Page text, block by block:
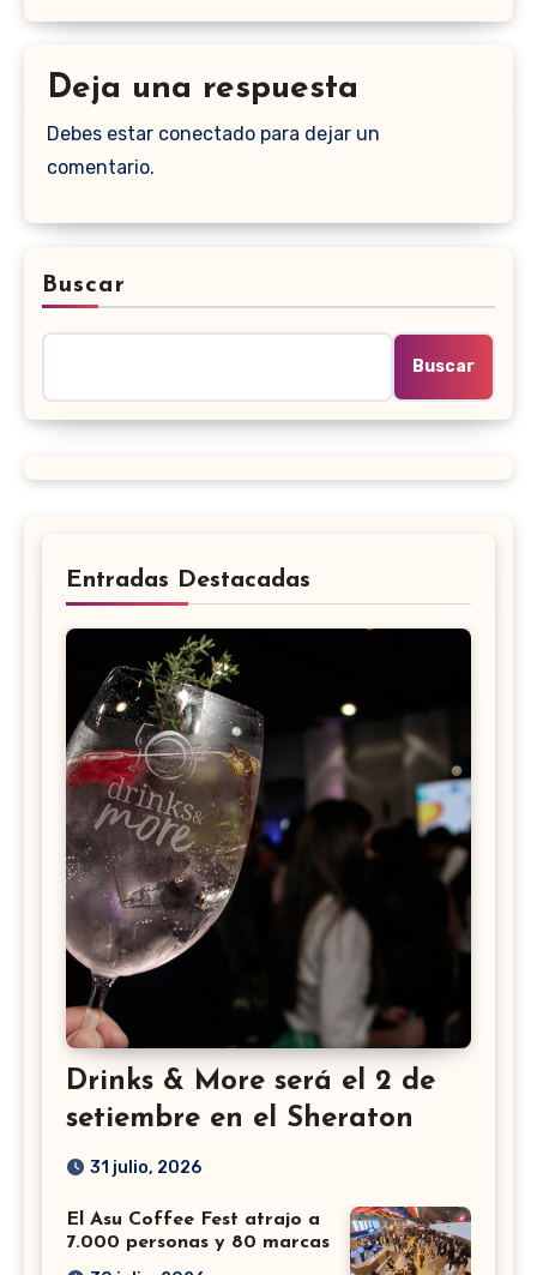
Deja una respuesta
Debes estar conectado para dejar un
comentario.
Buscar
Buscar
Entradas Destacadas
Drinks & More será el 2 de
setiembre en el Sheraton
31 julio, 2026
El Asu Coffee Fest atrajo a
7.000 personas y 80 marcas